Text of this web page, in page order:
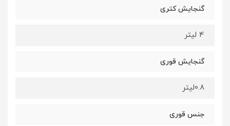
گنجایش کتری
4 لیتر
گنجایش قوری
0.8لیتر
جنس قوری